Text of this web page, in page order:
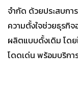
จำกัด ด้วยประสบกา
ความตั้งใจช่วยธุรกิ
ผลิตแบบดั้งเดิม โด
โดดเด่น พร้อมบริก